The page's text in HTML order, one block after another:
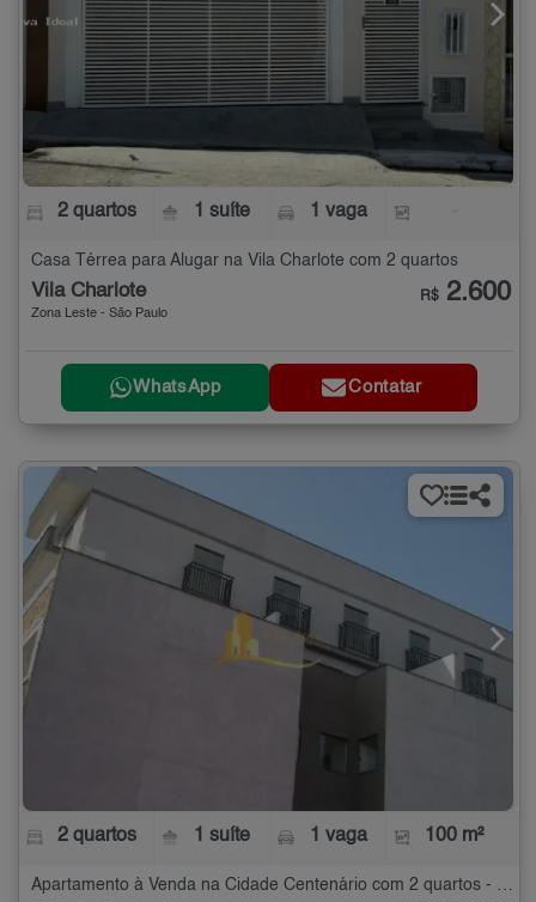
2 quartos 1 suíte 1 vaga
Casa Térrea para Alugar na Vila Charlote com 2 quartos
Vila Charlote
Zona Leste - São Paulo
R$ 2.600
WhatsApp Contatar
2 quartos 1 suíte 1 vaga 100 m²
Apartamento à Venda na Cidade Centenário com 2 quartos - 100 m²